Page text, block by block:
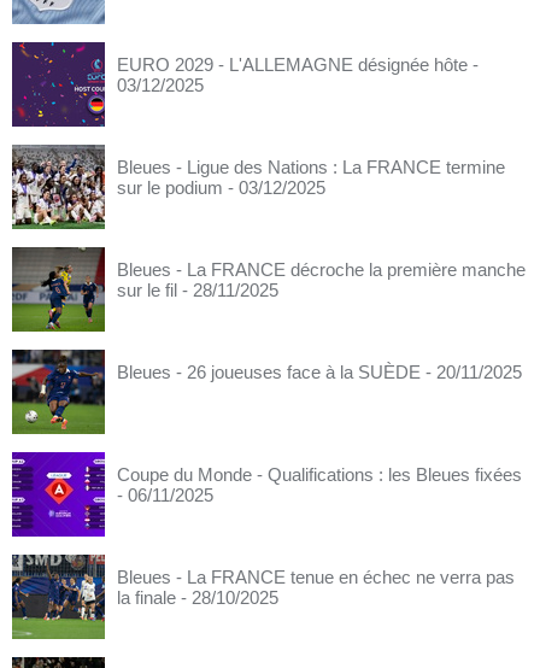
EURO 2029 - L'ALLEMAGNE désignée hôte -
03/12/2025
Bleues - Ligue des Nations : La FRANCE termine
sur le podium - 03/12/2025
Bleues - La FRANCE décroche la première manche
sur le fil - 28/11/2025
Bleues - 26 joueuses face à la SUÈDE - 20/11/2025
Coupe du Monde - Qualifications : les Bleues fixées
- 06/11/2025
Bleues - La FRANCE tenue en échec ne verra pas
la finale - 28/10/2025